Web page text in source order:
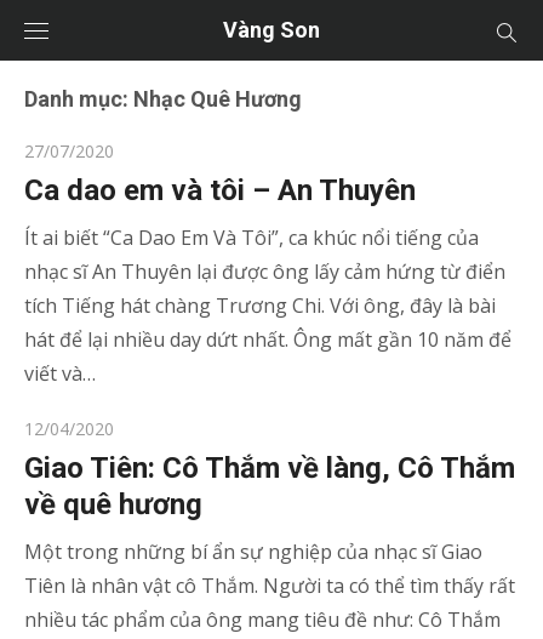
Vàng Son
Danh mục: Nhạc Quê Hương
Posted
on
27/07/2020
Ca dao em và tôi – An Thuyên
Ít ai biết “Ca Dao Em Và Tôi”, ca khúc nổi tiếng của
nhạc sĩ An Thuyên lại được ông lấy cảm hứng từ điển
tích Tiếng hát chàng Trương Chi. Với ông, đây là bài
hát để lại nhiều day dứt nhất. Ông mất gần 10 năm để
viết và…
Posted
on
12/04/2020
Giao Tiên: Cô Thắm về làng, Cô Thắm
về quê hương
Một trong những bí ẩn sự nghiệp của nhạc sĩ Giao
Tiên là nhân vật cô Thắm. Người ta có thể tìm thấy rất
nhiều tác phẩm của ông mang tiêu đề như: Cô Thắm